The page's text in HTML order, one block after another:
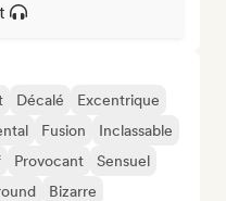
Décalé
Excentrique
Fusion
Inclassable
Provocant
Sensuel
Bizarre